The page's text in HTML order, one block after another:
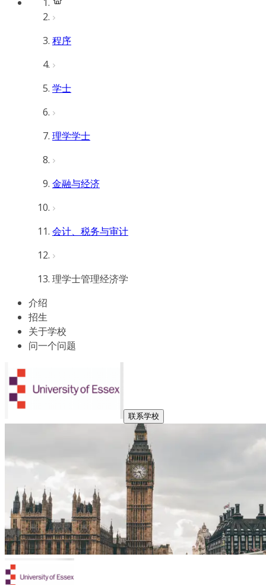
程序
学士
理学学士
金融与经济
会计、税务与审计
理学士管理经济学
介绍
招生
关于学校
问一个问题
联系学校